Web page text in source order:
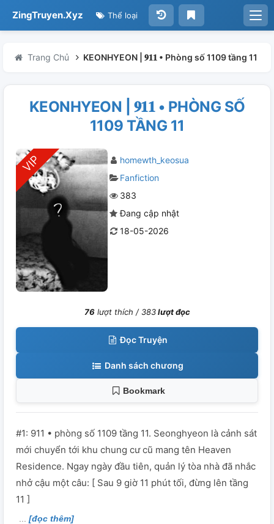
ZingTruyen.Xyz Thể loại
Trang Chủ KEONHYEON | 𝟗𝟏𝟏 • Phòng số 1109 tầng 11
KEONHYEON | 𝟗𝟏𝟏 • PHÒNG SỐ
1109 TẦNG 11
homewth_keosua
Fanfiction
383
Đang cập nhật
18-05-2026
76lượt thích /383lượt đọc
Đọc Truyện
Danh sách chương
Bookmark
#1: 911 • phòng số 1109 tầng 11. Seonghyeon là cảnh sát
mới chuyển tới khu chung cư cũ mang tên Heaven
Residence. Ngay ngày đầu tiên, quản lý tòa nhà đã nhắc
nhở cậu một câu: [ Sau 9 giờ 11 phút tối, đừng lên tầng
11 ]
[đọc thêm]